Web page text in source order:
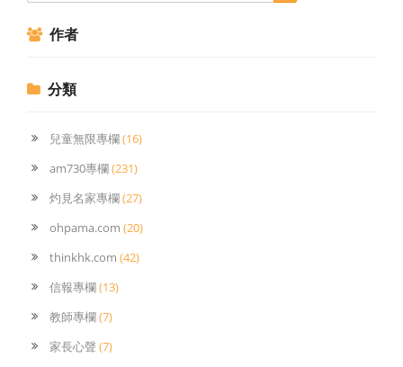
作者
分類
兒童無限專欄(16)
am730專欄(231)
灼見名家專欄(27)
ohpama.com (20)
thinkhk.com (42)
信報專欄(13)
教師專欄(7)
家長心聲 (7)